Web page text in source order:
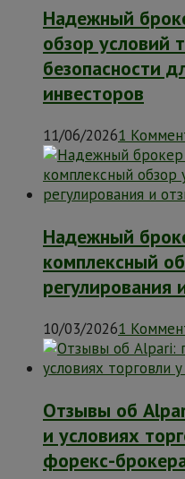
Надежный
обзор условий
безопасности
инвесторов
11/06/20261
Надежный
комплексный
регулирования
10/03/20261
Отзывы об
и условиях
форекс-